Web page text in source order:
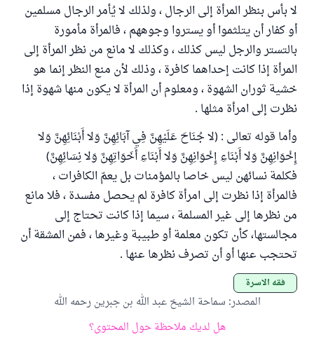
لا بأس بنظر المرأة إلى الرجال ، ولذلك لا يُأمر الرجال مسلمين
أو كفار أن يتلثموا أو يستروا وجوههم ، فالمرأة مأمورة
بالتستر والرجل ليس كذلك ، وكذلك لا مانع من نظر المرأة إلى
المرأة إذا كانت إحداهما كافرة ، وذلك لأن منع النظر إنما هو
خشية ثوران الشهوة ، ومعلوم أن المرأة لا يكون منها شهوة إذا
نظرت إلى امرأة مثلها .
وأما قوله تعالى : (لا جُنَاحَ عَلَيْهِنَّ فِي آبَائِهِنَّ وَلا أَبْنَائِهِنَّ وَلا
إِخْوَانِهِنَّ وَلا أَبْنَاءِ إِخْوَانِهِنَّ وَلا أَبْنَاءِ أَخَوَاتِهِنَّ وَلا نِسَائِهِنَّ)
فكلمة نسائهن ليس خاصا بالمؤمنات بل يعمّ الكافرات ،
فالمرأة إذا نظرت إلى امرأة كافرة لم يحصل مفسدة ، فلا مانع
من نظرها إلى غير المسلمة ، سيما إذا كانت تحتاج إلى
مجالستها، كأن تكون معلمة أو طبيبة وغيرها ، فمن المشقة أن
تحتجب عنها أو أن تصرف نظرها عنها .
فقه الأسرة
المصدر: سماحة الشيخ عبد الله بن جبرين رحمه الله
هل لديك ملاحظة حول المحتوى؟